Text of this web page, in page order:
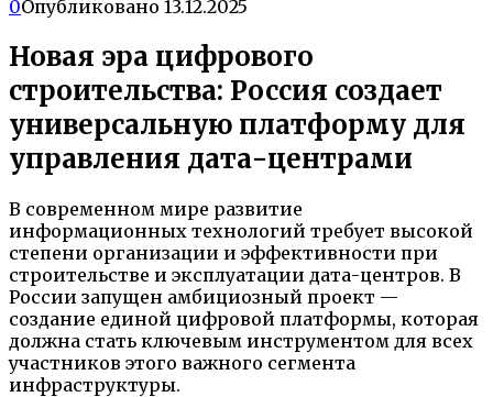
0Опубликовано 13.12.2025
Новая эра цифрового
строительства: Россия создает
универсальную платформу для
управления дата-центрами
В современном мире развитие
информационных технологий требует высокой
степени организации и эффективности при
строительстве и эксплуатации дата-центров. В
России запущен амбициозный проект —
создание единой цифровой платформы, которая
должна стать ключевым инструментом для всех
участников этого важного сегмента
инфраструктуры.